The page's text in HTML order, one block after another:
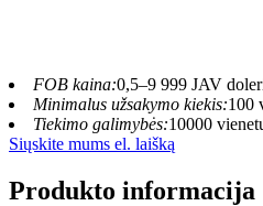
FOB kaina:0,5–9 999 JAV
Minimalus užsakymo kiekis:100
Tiekimo galimybės:10000
Siųskite mums el. laišką
Produkto informacija